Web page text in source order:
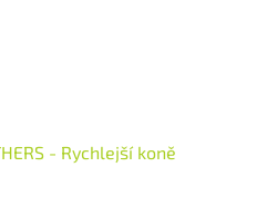
- Rychlejší koně